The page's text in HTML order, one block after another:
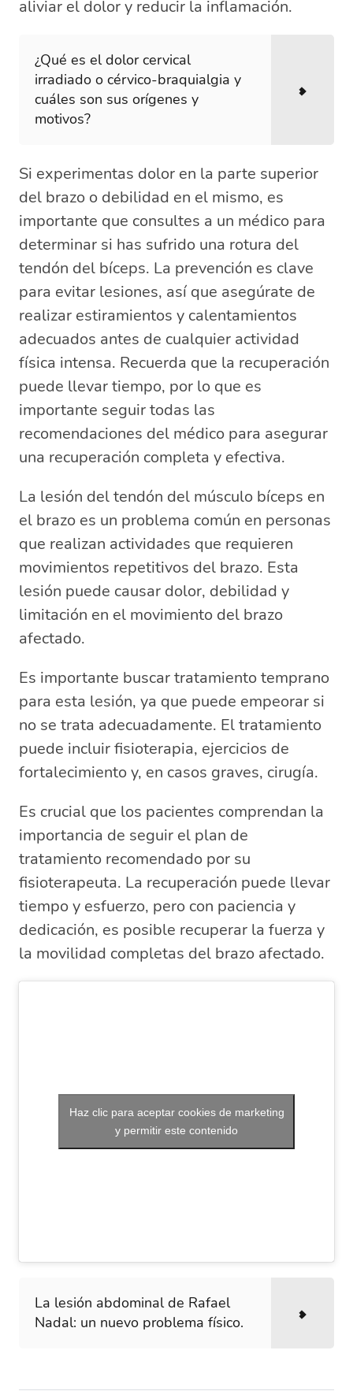
aliviar el dolor y reducir la inflamación.
¿Qué es el dolor cervical
irradiado o cérvico-braquialgia y
cuáles son sus orígenes y
motivos?
Si experimentas dolor en la parte superior
del brazo o debilidad en el mismo, es
importante que consultes a un médico para
determinar si has sufrido una rotura del
tendón del bíceps. La prevención es clave
para evitar lesiones, así que asegúrate de
realizar estiramientos y calentamientos
adecuados antes de cualquier actividad
física intensa. Recuerda que la recuperación
puede llevar tiempo, por lo que es
importante seguir todas las
recomendaciones del médico para asegurar
una recuperación completa y efectiva.
La lesión del tendón del músculo bíceps en
el brazo es un problema común en personas
que realizan actividades que requieren
movimientos repetitivos del brazo. Esta
lesión puede causar dolor, debilidad y
limitación en el movimiento del brazo
afectado.
Es importante buscar tratamiento temprano
para esta lesión, ya que puede empeorar si
no se trata adecuadamente. El tratamiento
puede incluir fisioterapia, ejercicios de
fortalecimiento y, en casos graves, cirugía.
Es crucial que los pacientes comprendan la
importancia de seguir el plan de
tratamiento recomendado por su
fisioterapeuta. La recuperación puede llevar
tiempo y esfuerzo, pero con paciencia y
dedicación, es posible recuperar la fuerza y
la movilidad completas del brazo afectado.
Haz clic para aceptar cookies de marketing
y permitir este contenido
La lesión abdominal de Rafael
Nadal: un nuevo problema físico.